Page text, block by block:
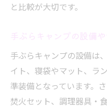
と比較が大切です。
手ぶらキャンプの設備は
イト、寝袋やマット、ラ
準装備となっています。
焚火セット、調理器具・